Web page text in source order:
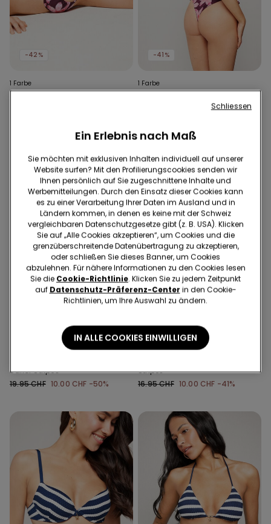
-42%
1 Farbe
-41%
1 Farbe
Sailor Stripes
19.95 CHF 10.00 CHF -50%
Stripes
16.95 CHF 10.00 CHF -41%
Ein Erlebnis nach Maß
Sie möchten mit exklusiven Inhalten individuell auf unserer
Website surfen? Mit den Profilierungscookies senden wir
Ihnen persönlich auf Sie zugeschnittene Inhalte und
Werbemitteilungen. Durch den Einsatz dieser Cookies kann
es zu einer Verarbeitung Ihrer Daten im Ausland und in
Ländern kommen, in denen es keine mit der Schweiz
vergleichbaren Datenschutzgesetze gibt (z. B. USA). Klicken
Sie auf „Alle Cookies akzeptieren“, um Cookies und die
grenzüberschreitende Datenübertragung zu akzeptieren,
oder schließen Sie dieses Banner, um Cookies
abzulehnen. Für nähere Informationen zu den Cookies lesen
Sie die Cookie-Richtlinie. Klicken Sie zu jedem Zeitpunkt
auf Datenschutz-Präferenz-Center in den Cookie-
Richtlinien, um Ihre Auswahl zu ändern.
IN ALLE COOKIES EINWILLIGEN
Schliessen